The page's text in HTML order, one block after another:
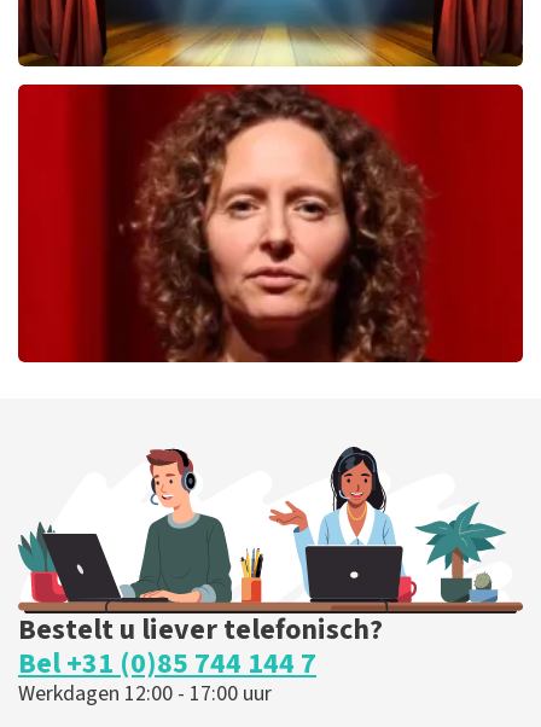
40 45 De Musical
laatste 30 minuten
BESTEL NU
BESTEL NU
Bestelt u liever telefonisch?
Bel +31 (0)85 744 144 7
Werkdagen 12:00 - 17:00 uur